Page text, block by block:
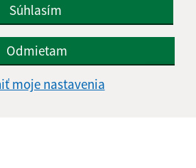
Súhlasím
Odmietam
moje nastavenia